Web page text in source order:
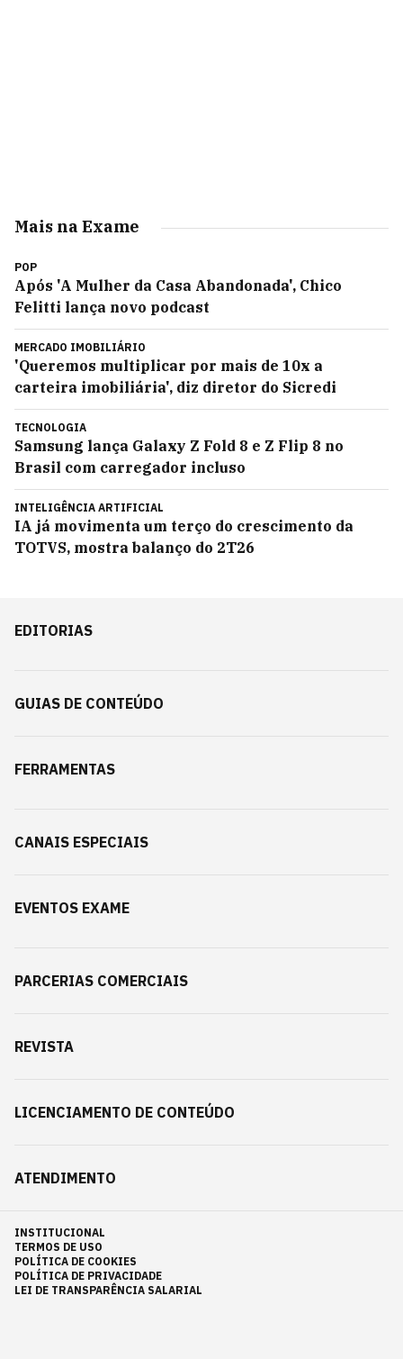
Mais na Exame
POP
Após 'A Mulher da Casa Abandonada', Chico
Felitti lança novo podcast
MERCADO IMOBILIÁRIO
'Queremos multiplicar por mais de 10x a
carteira imobiliária', diz diretor do Sicredi
TECNOLOGIA
Samsung lança Galaxy Z Fold 8 e Z Flip 8 no
Brasil com carregador incluso
INTELIGÊNCIA ARTIFICIAL
IA já movimenta um terço do crescimento da
TOTVS, mostra balanço do 2T26
EDITORIAS
GUIAS DE CONTEÚDO
FERRAMENTAS
CANAIS ESPECIAIS
EVENTOS EXAME
PARCERIAS COMERCIAIS
REVISTA
LICENCIAMENTO DE CONTEÚDO
ATENDIMENTO
INSTITUCIONAL
TERMOS DE USO
POLÍTICA DE COOKIES
POLÍTICA DE PRIVACIDADE
LEI DE TRANSPARÊNCIA SALARIAL